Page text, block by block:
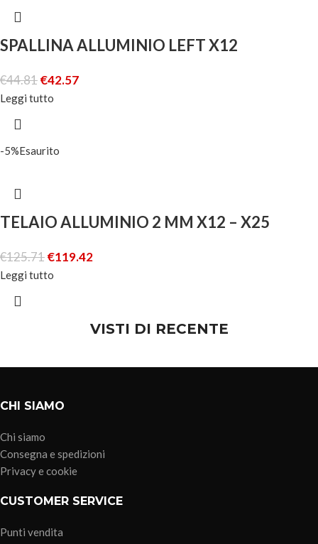
SPALLINA ALLUMINIO LEFT X12
€44.81€42.57
Leggi tutto
-5%Esaurito
TELAIO ALLUMINIO 2 MM X12 – X25
€125.71€119.42
Leggi tutto
VISTI DI RECENTE
CHI SIAMO
Chi siamo
Consegna e spedizioni
Privacy e cookie
CUSTOMER SERVICE
Punti vendita